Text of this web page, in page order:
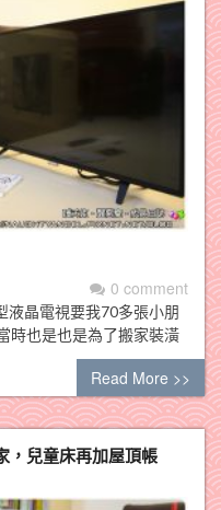
0 comment
液晶電視要我70多張小朋
時也是也是為了搬家裝潢
Read More >>
，兒童床再加屋頂帳